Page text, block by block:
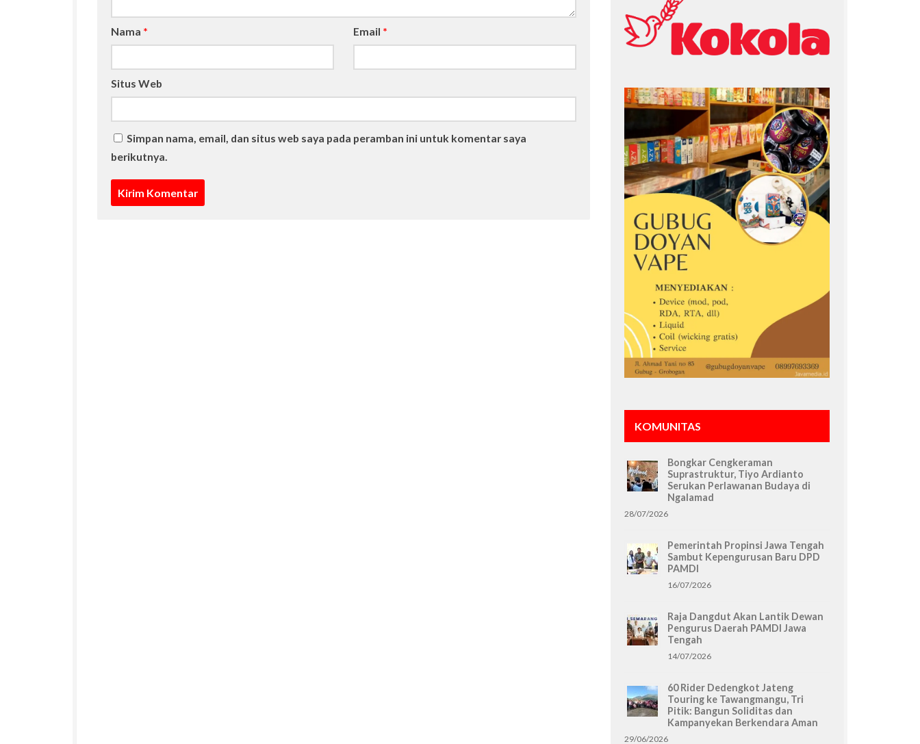
Nama * Email *
Situs Web
Simpan nama, email, dan situs web saya pada peramban ini untuk komentar saya
berikutnya.
KOMUNITAS
Bongkar Cengkeraman
Suprastruktur, Tiyo Ardianto
Serukan Perlawanan Budaya di
Ngalamad
28/07/2026
Pemerintah Propinsi Jawa Tengah
Sambut Kepengurusan Baru DPD
PAMDI
16/07/2026
Raja Dangdut Akan Lantik Dewan
Pengurus Daerah PAMDI Jawa
Tengah
14/07/2026
60 Rider Dedengkot Jateng
Touring ke Tawangmangu, Tri
Pitik: Bangun Soliditas dan
Kampanyekan Berkendara Aman
29/06/2026